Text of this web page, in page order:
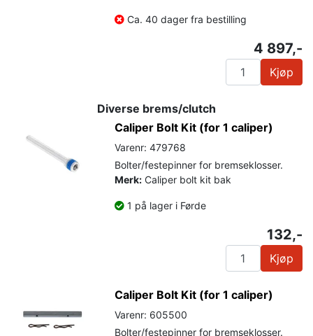
Ca. 40 dager fra bestilling
4 897,-
Kjøp
Diverse brems/clutch
Caliper Bolt Kit (for 1 caliper)
Varenr: 479768
Bolter/festepinner for bremseklosser.
Merk: Caliper bolt kit bak
1 på lager i Førde
132,-
Kjøp
Caliper Bolt Kit (for 1 caliper)
Varenr: 605500
Bolter/festepinner for bremseklosser.